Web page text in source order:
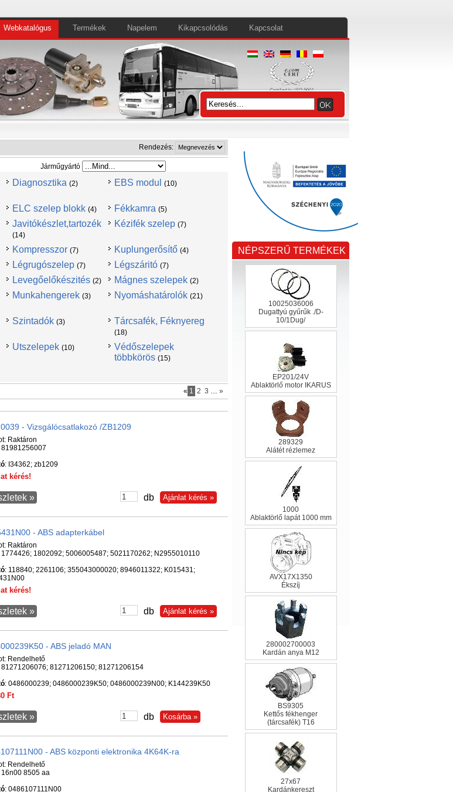
Webkatalógus Termékek Napelem Kikapcsolódás Kapcsolat
Rendezés:
Járműgyártó
Diagnosztika (2) EBS modul (10)
ELC szelep blokk (4) Fékkamra (5)
Javitókészlet,tartozék
(14)
Kézifék szelep (7)
Kompresszor (7) Kuplungerősítő (4)
Légrugószelep (7) Légszáritó (7)
Levegőelőkészités (2) Mágnes szelepek (2)
Munkahengerek (3) Nyomáshatárolók (21)
Szintadók (3) Tárcsafék, Féknyereg
(18)
Utszelepek (10)
Védőszelepek
többkörös (15)
« 1 2 3 … »
- Vizsgálócsatlakozó /ZB1209
Raktáron
81981256007
: I34362; zb1209
kérés!
» db
- ABS adapterkábel
Raktáron
1774426; 1802092; 5006005487; 5021170262; N2955010110
: 118840; 2261106; 355043000020; 8946011322; K015431;
kérés!
» db
- ABS jeladó MAN
Rendelhető
81271206076; 81271206150; 81271206154
: 0486000239; 0486000239K50; 0486000239N00; K144239K50
Ft
» db
- ABS központi elektronika 4K64K-ra
Rendelhető
16n00 8505 aa
: 0486107111N00
NÉPSZERŰ TERMÉKEK
10025036006
Dugattyú gyűrűk ./D-
10/1Dug/
EP201/24V
Ablaktörlő motor IKARUS
289329
Alátét rézlemez
1000
Ablaktörlő lapát 1000 mm
AVX17X1350
Ékszíj
280002700003
Kardán anya M12
BS9305
Kettős fékhenger
(tárcsafék) T16
27x67
Kardánkereszt